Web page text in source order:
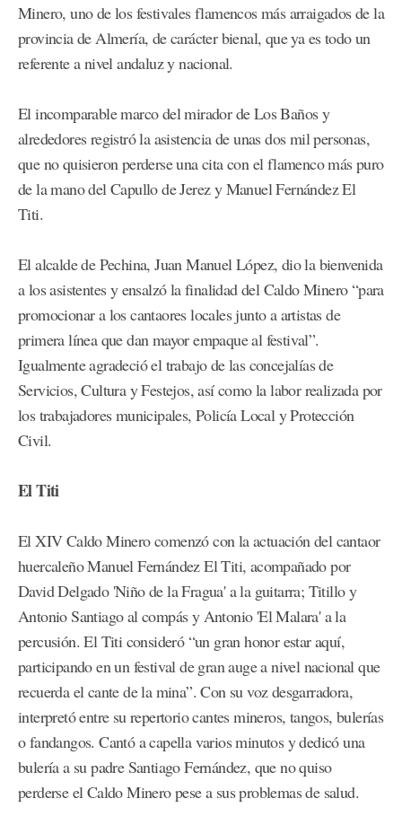
Minero, uno de los festivales flamencos más arraigados de la
provincia de Almería, de carácter bienal, que ya es todo un
referente a nivel andaluz y nacional.
El incomparable marco del mirador de Los Baños y
alrededores registró la asistencia de unas dos mil personas,
que no quisieron perderse una cita con el flamenco más puro
de la mano del Capullo de Jerez y Manuel Fernández El
Titi.
El alcalde de Pechina, Juan Manuel López, dio la bienvenida
a los asistentes y ensalzó la finalidad del Caldo Minero “para
promocionar a los cantaores locales junto a artistas de
primera línea que dan mayor empaque al festival”.
Igualmente agradeció el trabajo de las concejalías de
Servicios, Cultura y Festejos, así como la labor realizada por
los trabajadores municipales, Policía Local y Protección
Civil.
El Titi
El XIV Caldo Minero comenzó con la actuación del cantaor
huercaleño Manuel Fernández El Titi, acompañado por
David Delgado 'Niño de la Fragua' a la guitarra; Titillo y
Antonio Santiago al compás y Antonio 'El Malara' a la
percusión. El Titi consideró “un gran honor estar aquí,
participando en un festival de gran auge a nivel nacional que
recuerda el cante de la mina”. Con su voz desgarradora,
interpretó entre su repertorio cantes mineros, tangos, bulerías
o fandangos. Cantó a capella varios minutos y dedicó una
bulería a su padre Santiago Fernández, que no quiso
perderse el Caldo Minero pese a sus problemas de salud.